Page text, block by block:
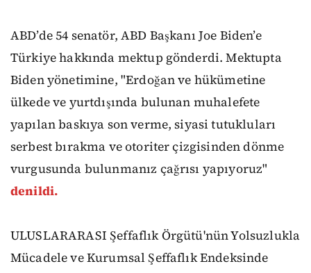
ABD’de 54 senatör, ABD Başkanı Joe Biden’e
Türkiye hakkında mektup gönderdi. Mektupta
Biden yönetimine, "Erdoğan ve hükümetine
ülkede ve yurtdışında bulunan muhalefete
yapılan baskıya son verme, siyasi tutukluları
serbest bırakma ve otoriter çizgisinden dönme
vurgusunda bulunmanız çağrısı yapıyoruz"
denildi.
ULUSLARARASI Şeffaflık Örgütü'nün Yolsuzlukla
Mücadele ve Kurumsal Şeffaflık Endeksinde